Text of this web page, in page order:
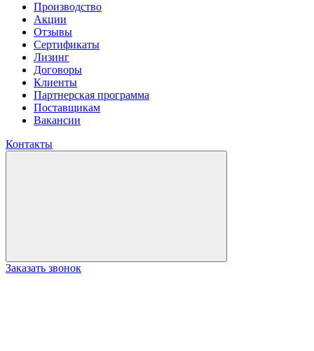
Производство
Акции
Отзывы
Сертификаты
Лизинг
Договоры
Клиенты
Партнерская программа
Поставщикам
Вакансии
Контакты
Заказать звонок